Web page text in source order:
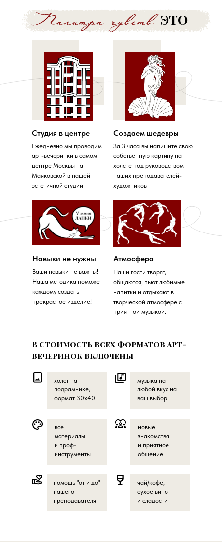
ЭТО
Ежедневно мы проводим
арт-вечеринки в самом
центре Москвы на
Маяковской в нашей
эстетичной студии
Студия в центре
Наши гости творят,
общаются, пьют любимые
напитки и отдыхают в
творческой атмосфере с
приятной музыкой.
Атмосфера
За З часа вы напишите свою
собственную картину на
холсте под руководством
наших преподавателей-
художников
Создаем шедевры
Ваши навыки не важны!
Наша методика поможет
каждому создать
прекрасное изделие!
Навыки не нужны
В стоимость всех форматов арт-
вечеринок включены
холст на
подрамнике,
формат 30х40
все
материалы
и проф-
инструменты
помощь "от и до"
нашего
преподавателя
новые
знакомства
и приятное
общение
чай/кофе,
сухое вино
и сладости
музыка на
любой вкус на
ваш выбор